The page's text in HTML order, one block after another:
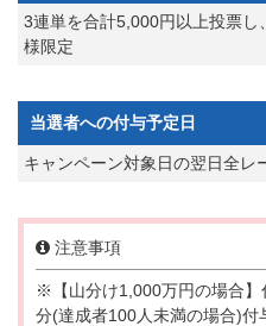
3連単を合計5,000円以上投票し
様限定
当選者への付与予定日
キャンペーン対象日の翌日全レ
注意事項
※【山分け1,000万円の場合】
分(達成者100人未満の場合)付